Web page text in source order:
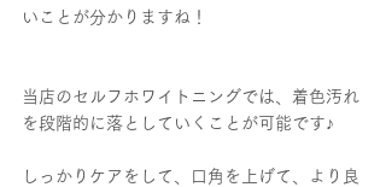
いことが分かりますね！
当店のセルフホワイトニングでは、着色汚れ
を段階的に落としていくことが可能です♪
しっかりケアをして、口角を上げて、より良